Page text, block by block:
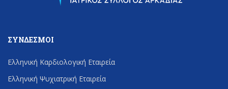
ΣΎΝΔΕΣΜΟΙ
Ελληνική Καρδιολογική Εταιρεία
Ελληνική Ψυχιατρική Εταιρεία